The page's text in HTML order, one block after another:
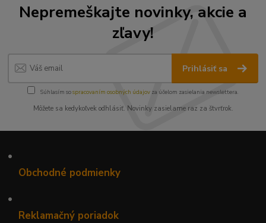
Nepremeškajte novinky, akcie a
zľavy!
Prihlásiť sa
Súhlasím sospracovaním osobných údajov za účelom zasielania newslettera.
Môžete sa kedykoľvek odhlásiť. Novinky zasielame raz za štvrťrok.
•
Obchodné podmienky
•
Reklamačný poriadok